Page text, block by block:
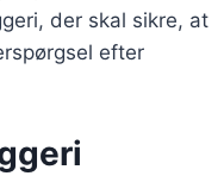
der skal sikre, at
efter